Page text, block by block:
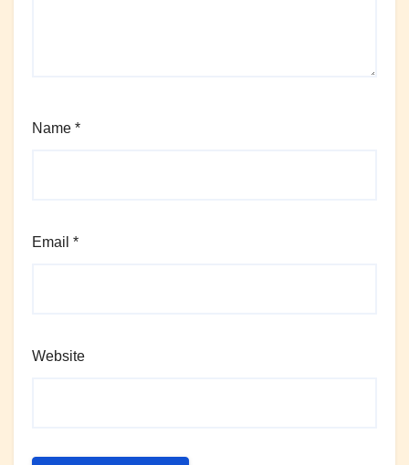
Name *
Email *
Website